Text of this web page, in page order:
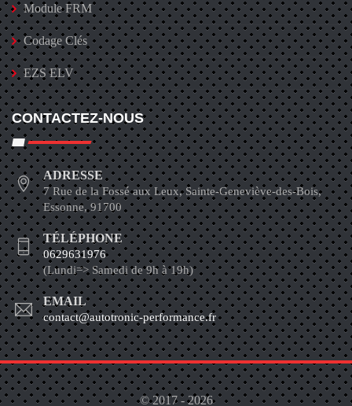
Module FRM
Codage Clés
EZS ELV
CONTACTEZ-NOUS
ADRESSE
7 Rue de la Fossé aux Leux, Sainte-Geneviève-des-Bois,
Essonne, 91700
TÉLÉPHONE
0629631976
(Lundi=> Samedi de 9h à 19h)
EMAIL
contact@autotronic-performance.fr
© 2017 - 2026